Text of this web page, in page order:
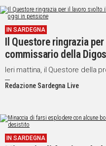
IN SARDEGNA
Il Questore ringrazia
commissario della
in pensione
Ieri mattina, il Questore della
Redazione Sardegna Live
IN SARDEGNA